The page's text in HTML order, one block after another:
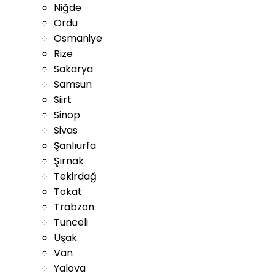
Niğde
Ordu
Osmaniye
Rize
Sakarya
Samsun
Siirt
Sinop
Sivas
Şanlıurfa
Şırnak
Tekirdağ
Tokat
Trabzon
Tunceli
Uşak
Van
Yalova